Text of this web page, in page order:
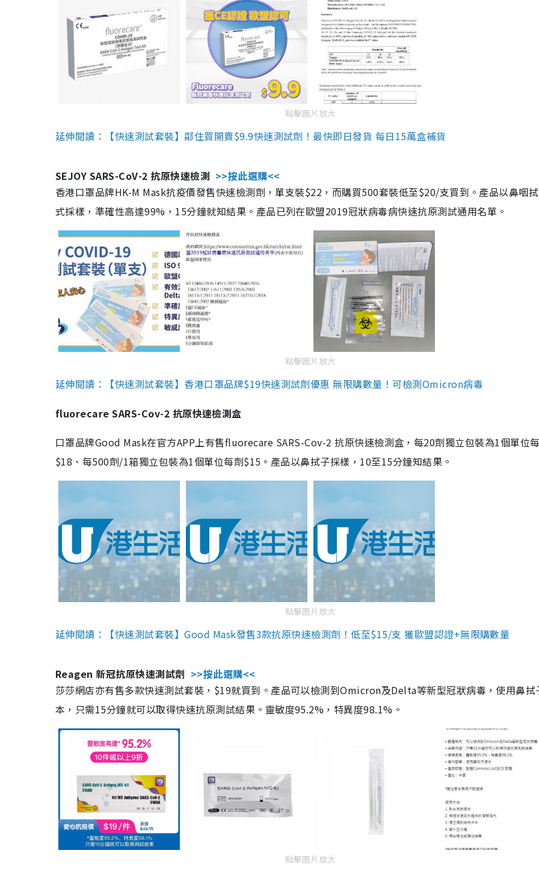
點擊圖片放大
延伸閱讀：【快速測試套裝】鄰住買開賣$9.9快速測試劑！最快即日發貨 每日15萬盒補貨
SEJOY SARS-CoV-2 抗原快速檢測 >>按此選購<<
香港口罩品牌HK-M Mask抗疫價發售快速檢測劑，單支裝$22，而購買500套裝低至$20/支買到。產品以鼻咽
式採樣，準確性高達99%，15分鐘就知結果。產品已列在歐盟2019冠狀病毒病快速抗原測試通用名單。
點擊圖片放大
延伸閱讀：【快速測試套裝】香港口罩品牌$19快速測試劑優惠 無限購數量！可檢測Omicron病毒
fluorecare SARS-Cov-2 抗原快速檢測盒
口罩品牌Good Mask在官方APP上有售fluorecare SARS-Cov-2 抗原快速檢測盒，每20劑獨立包裝為1個單位
$18、每500劑/1箱獨立包裝為1個單位每劑$15。產品以鼻拭子採樣，10至15分鐘知結果。
點擊圖片放大
延伸閱讀：【快速測試套裝】Good Mask發售3款抗原快速檢測劑！低至$15/支 獲歐盟認證+無限購數量
Reagen 新冠抗原快速測試劑 >>按此選購<<
莎莎網店亦有售多款快速測試套裝，$19就買到。產品可以檢測到Omicron及Delta等新型冠狀病毒，使用鼻拭
本，只需15分鐘就可以取得快速抗原測試結果。靈敏度95.2%，特異度98.1%。
點擊圖片放大